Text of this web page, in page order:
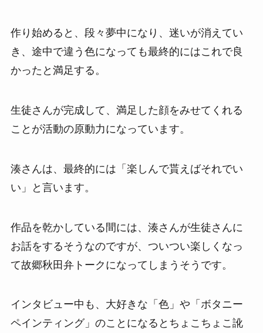
作り始めると、段々夢中になり、迷いが消えてい
き、途中で違う色になっても最終的にはこれで良
かったと満足する。
生徒さんが完成して、満足した顔をみせてくれる
ことが活動の原動力になっています。
湊さんは、最終的には「楽しんで貰えばそれでい
い」と言います。
作品を乾かしている間には、湊さんが生徒さんに
お話をするそうなのですが、ついつい楽しくなっ
て故郷秋田弁トークになってしまうそうです。
インタビュー中も、大好きな「色」や「ボタニー
ペインティング」のことになるとちょこちょこ訛